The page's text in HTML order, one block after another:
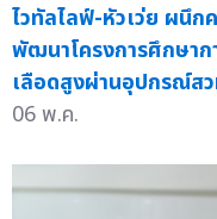
ไวทัลไลฟ์-หัวเว่ย ผนึก
พัฒนาโครงการศึกษาก
เลือดสูงผ่านอุปกรณ์ส
06 พ.ค.